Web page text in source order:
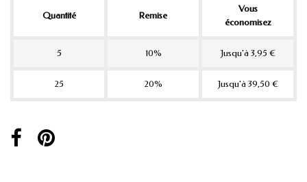
Quantité Remise
Vous
économisez
5 10% Jusqu'à 3,95 €
25 20% Jusqu'à 39,50 €